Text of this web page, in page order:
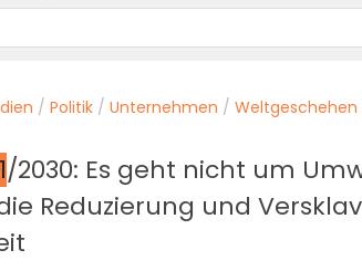
/ Politik / Unternehmen / Weltgeschehen
/2030: Es geht nicht um
Reduzierung und